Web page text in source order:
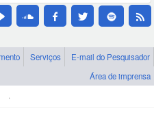
Serviços
E-mail do Pesquisador
Área de imprensa